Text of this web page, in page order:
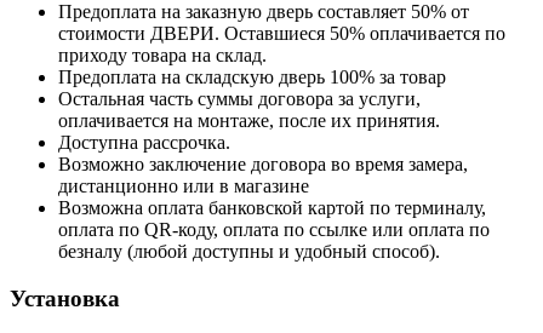
Предоплата на заказную дверь составляет 50% от
стоимости ДВЕРИ. Оставшиеся 50% оплачивается по
приходу товара на склад.
Предоплата на складскую дверь 100% за товар
Остальная часть суммы договора за услуги,
оплачивается на монтаже, после их принятия.
Доступна рассрочка.
Возможно заключение договора во время замера,
дистанционно или в магазине
Возможна оплата банковской картой по терминалу,
оплата по QR-коду, оплата по ссылке или оплата по
безналу (любой доступны и удобный способ).
Установка